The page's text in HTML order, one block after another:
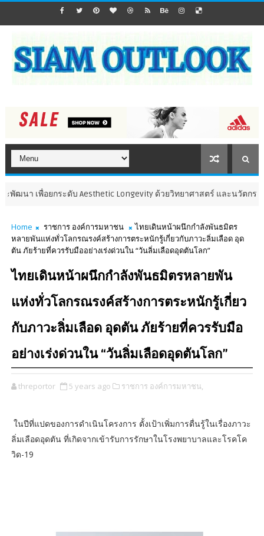
ยกระดับ Aesthetic Longevity ด้วยวิทยาศาสตร์ และนวัตกรรมด้านเว
Home ราชการ องค์การมหาชน
ไทยเดินหน้าผนึกกำลังพันธมิตร
หลายพันแห่งทั่วโลกรณรงค์สร้างการตระหนักรู้เกี่ยวกับภาวะลิ่มเลือด อุด
ตัน ภัยร้ายที่ควรรับมืออย่างเร่งด่วนใน “วันลิ่มเลือดอุดตันโลก”
ไทยเดินหน้าผนึกกำลังพันธมิตรหลายพัน
แห่งทั่วโลกรณรงค์สร้างการตระหนักรู้เกี่ยว
กับภาวะลิ่มเลือด อุดตัน ภัยร้ายที่ควรรับมือ
อย่างเร่งด่วนใน “วันลิ่มเลือดอุดตันโลก”
threportor 5 years ago ราชการ องค์การมหาชน,
ในปีที่แปดของการดำเนินโครงการ ตั้งเป้าเพิ่มการตื่นรู้ในเรื่องภาวะ
ลิ่มเลือดอุดตัน ที่เกิดจากเข้ารับการรักษาในโรงพยาบาลและโรคโค
วิด-19